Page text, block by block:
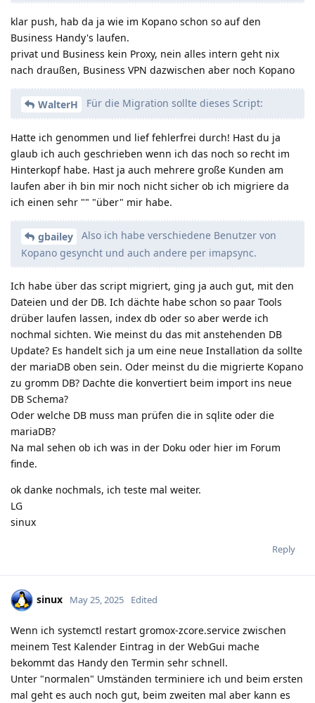
klar push, hab da ja wie im Kopano schon so auf den
Business Handy's laufen.
privat und Business kein Proxy, nein alles intern geht nix
nach draußen, Business VPN dazwischen aber noch Kopano
WalterH Für die Migration sollte dieses Script:
Hatte ich genommen und lief fehlerfrei durch! Hast du ja
glaub ich auch geschrieben wenn ich das noch so recht im
Hinterkopf habe. Hast ja auch mehrere große Kunden am
laufen aber ih bin mir noch nicht sicher ob ich migriere da
ich einen sehr "" "über" mir habe.
gbailey
Also ich habe verschiedene Benutzer von
Kopano gesyncht und auch andere per imapsync.
Ich habe über das script migriert, ging ja auch gut, mit den
Dateien und der DB. Ich dächte habe schon so paar Tools
drüber laufen lassen, index db oder so aber werde ich
nochmal sichten. Wie meinst du das mit anstehenden DB
Update? Es handelt sich ja um eine neue Installation da sollte
der mariaDB oben sein. Oder meinst du die migrierte Kopano
zu gromm DB? Dachte die konvertiert beim import ins neue
DB Schema?
Oder welche DB muss man prüfen die in sqlite oder die
mariaDB?
Na mal sehen ob ich was in der Doku oder hier im Forum
finde.
ok danke nochmals, ich teste mal weiter.
LG
sinux
Reply
sinux May 25, 2025 Edited
Wenn ich systemctl restart gromox-zcore.service zwischen
meinem Test Kalender Eintrag in der WebGui mache
bekommt das Handy den Termin sehr schnell.
Unter "normalen" Umständen terminiere ich und beim ersten
mal geht es auch noch gut, beim zweiten mal aber kann es